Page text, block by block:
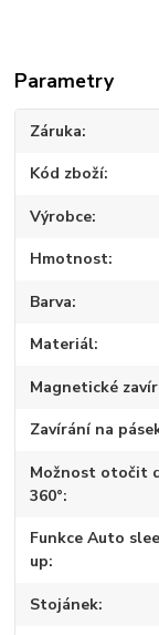
Parametry
Záruka
Kód zboží
Výrobce
Hmotnost
Barva
Materiál
Magnetické
Zavírání na
Možnost otočit
360°
Funkce Auto
up
Stojánek